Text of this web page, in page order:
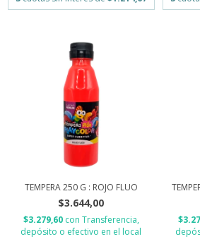
TEMPERA 250 G : ROJO FLUO
$3.644,00
$3.279,60 con Transferencia,
depósito o efectivo en el local